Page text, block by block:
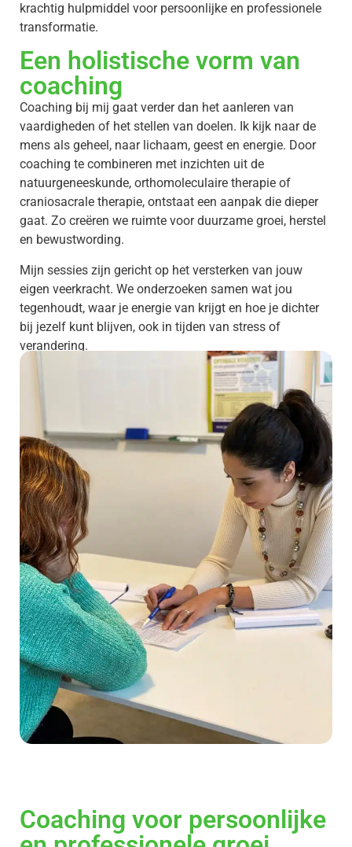
krachtig hulpmiddel voor persoonlijke en professionele
transformatie.
Een holistische vorm van
coaching
Coaching bij mij gaat verder dan het aanleren van
vaardigheden of het stellen van doelen. Ik kijk naar de
mens als geheel, naar lichaam, geest en energie. Door
coaching te combineren met inzichten uit de
natuurgeneeskunde, orthomoleculaire therapie of
craniosacrale therapie, ontstaat een aanpak die dieper
gaat. Zo creëren we ruimte voor duurzame groei, herstel
en bewustwording.
Mijn sessies zijn gericht op het versterken van jouw
eigen veerkracht. We onderzoeken samen wat jou
tegenhoudt, waar je energie van krijgt en hoe je dichter
bij jezelf kunt blijven, ook in tijden van stress of
verandering.
Coaching voor persoonlijke